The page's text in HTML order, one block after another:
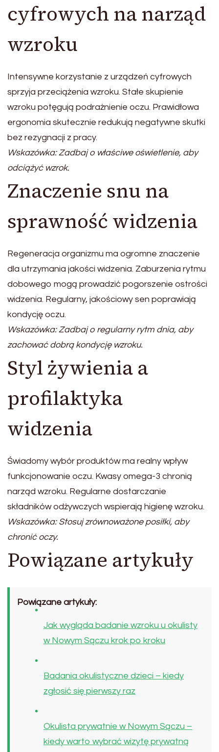
cyfrowych na narząd
wzroku
Intensywne korzystanie z urządzeń cyfrowych
sprzyja przeciążenia wzroku. Stałe skupienie
wzroku potęgują podrażnienie oczu. Prawidłowa
ergonomia skutecznie redukują negatywne skutki
bez rezygnacji z pracy.
Wskazówka: Zadbaj o właściwe oświetlenie, aby
odciążyć wzrok.
Znaczenie snu na
sprawność widzenia
Regeneracja organizmu ma ogromne znaczenie
dla utrzymania jakości widzenia. Zaburzenia rytmu
dobowego mogą prowadzić pogorszenie ostrości
widzenia. Regularny, jakościowy sen poprawiają
kondycję oczu.
Wskazówka: Zadbaj o regularny rytm dnia, aby
zachować dobrą kondycję wzroku.
Styl żywienia a
profilaktyka
widzenia
Świadomy wybór produktów ma realny wpływ
funkcjonowanie oczu. Kwasy omega-3 chronią
narząd wzroku. Regularne dostarczanie
składników odżywczych wspierają higienę wzroku.
Wskazówka: Stosuj zrównoważone posiłki, aby
chronić oczy.
Powiązane artykuły
Powiązane artykuły:
Jak wygląda badanie wzroku u okulisty
w Nowym Sączu krok po kroku
Badania okulistyczne dzieci – kiedy
zgłosić się pierwszy raz
Okulista prywatnie w Nowym Sączu –
kiedy warto wybrać wizytę prywatną